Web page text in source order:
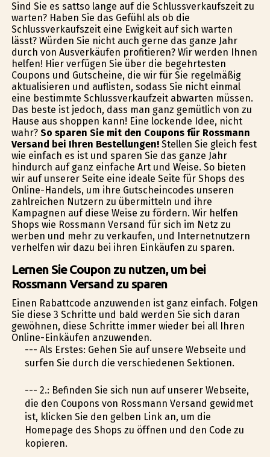
Sind Sie es sattso lange auf die Schlussverkaufszeit zu
warten? Haben Sie das Gefühl als ob die
Schlussverkaufszeit eine Ewigkeit auf sich warten
lässt? Würden Sie nicht auch gerne das ganze Jahr
durch von Ausverkäufen profitieren? Wir werden Ihnen
helfen! Hier verfügen Sie über die begehrtesten
Coupons und Gutscheine, die wir für Sie regelmäßig
aktualisieren und auflisten, sodass Sie nicht einmal
eine bestimmte Schlussverkaufzeit abwarten müssen.
Das beste ist jedoch, dass man ganz gemütlich von zu
Hause aus shoppen kann! Eine lockende Idee, nicht
wahr? So sparen Sie mit den Coupons für Rossmann
Versand bei Ihren Bestellungen!Stellen Sie gleich fest
wie einfach es ist und sparen Sie das ganze Jahr
hindurch auf ganz einfache Art und Weise. So bieten
wir auf unserer Seite eine ideale Seite für Shops des
Online-Handels, um ihre Gutscheincodes unseren
zahlreichen Nutzern zu übermitteln und ihre
Kampagnen auf diese Weise zu fördern. Wir helfen
Shops wie Rossmann Versand für sich im Netz zu
werben und mehr zu verkaufen, und Internetnutzern
verhelfen wir dazu bei ihren Einkäufen zu sparen.
Lernen Sie Coupon zu nutzen, um bei
Rossmann Versand zu sparen
Einen Rabattcode anzuwenden ist ganz einfach. Folgen
Sie diese 3 Schritte und bald werden Sie sich daran
gewöhnen, diese Schritte immer wieder bei all Ihren
Online-Einkäufen anzuwenden.
--- Als Erstes: Gehen Sie auf unsere Webseite und
surfen Sie durch die verschiedenen Sektionen.
--- 2.: Befinden Sie sich nun auf unserer Webseite,
die den Coupons von Rossmann Versand gewidmet
ist, klicken Sie den gelben Link an, um die
Homepage des Shops zu öffnen und den Code zu
kopieren.